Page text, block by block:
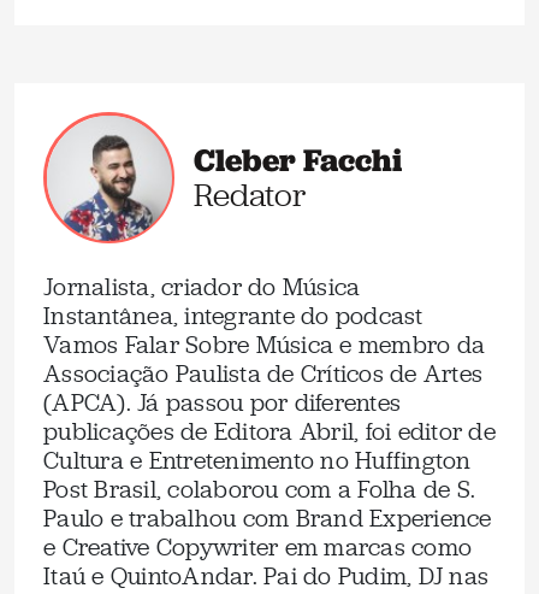
Cleber Facchi
Redator
Jornalista, criador do Música
Instantânea, integrante do podcast
Vamos Falar Sobre Música e membro da
Associação Paulista de Críticos de Artes
(APCA). Já passou por diferentes
publicações de Editora Abril, foi editor de
Cultura e Entretenimento no Huffington
Post Brasil, colaborou com a Folha de S.
Paulo e trabalhou com Brand Experience
e Creative Copywriter em marcas como
Itaú e QuintoAndar. Pai do Pudim, DJ nas